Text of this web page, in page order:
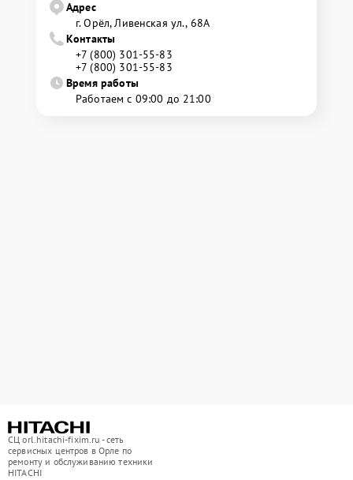
Адрес
г. Орёл, Ливенская ул., 68А
Контакты
+7 (800) 301-55-83
+7 (800) 301-55-83
Время работы
Работаем с 09:00 до 21:00
СЦ orl.hitachi-fixim.ru - сеть
сервисных центров в Орле по
ремонту и обслуживанию техники
HITACHI